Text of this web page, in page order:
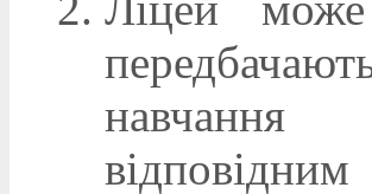
навчання